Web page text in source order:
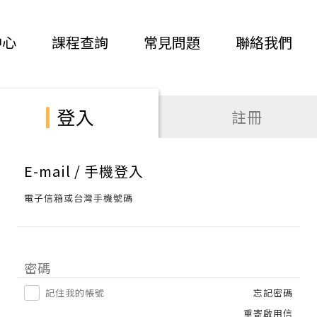
課程查詢 常見問題 聯絡我們
登入 註冊
E-mail / 手機登入
電子信箱或台灣手機號碼
密碼
記住我的帳號
忘記密碼
重寄啟用信